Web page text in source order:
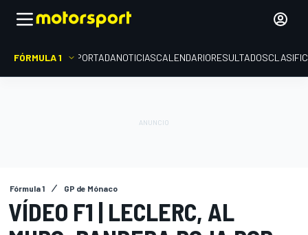
FÓRMULA 1 PORTADANOTICIASCALENDARIORESULTADOS
Fórmula 1 GP de Mónaco
VÍDEO F1 | LECLERC, AL